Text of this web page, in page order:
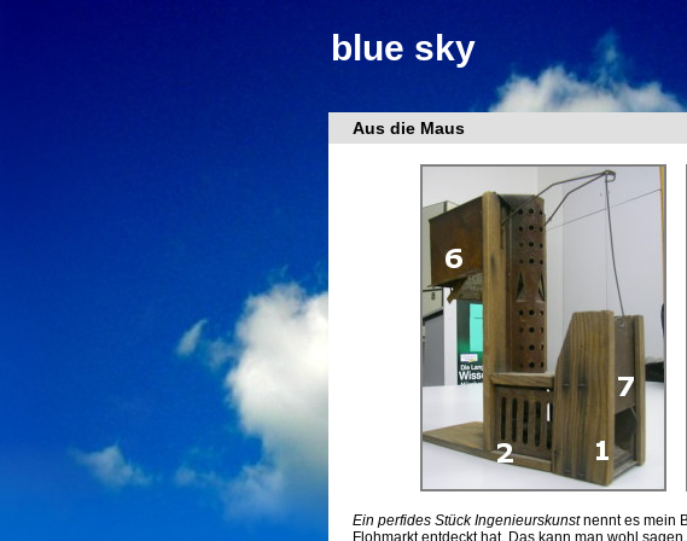
blue sky
Aus die Maus
Ein perfides Stück Ingenieurskunstnennt es mein
Flohmarkt entdeckt hat. Das kann man wohl